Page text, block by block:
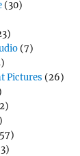
(30)
(7)
Pictures (26)